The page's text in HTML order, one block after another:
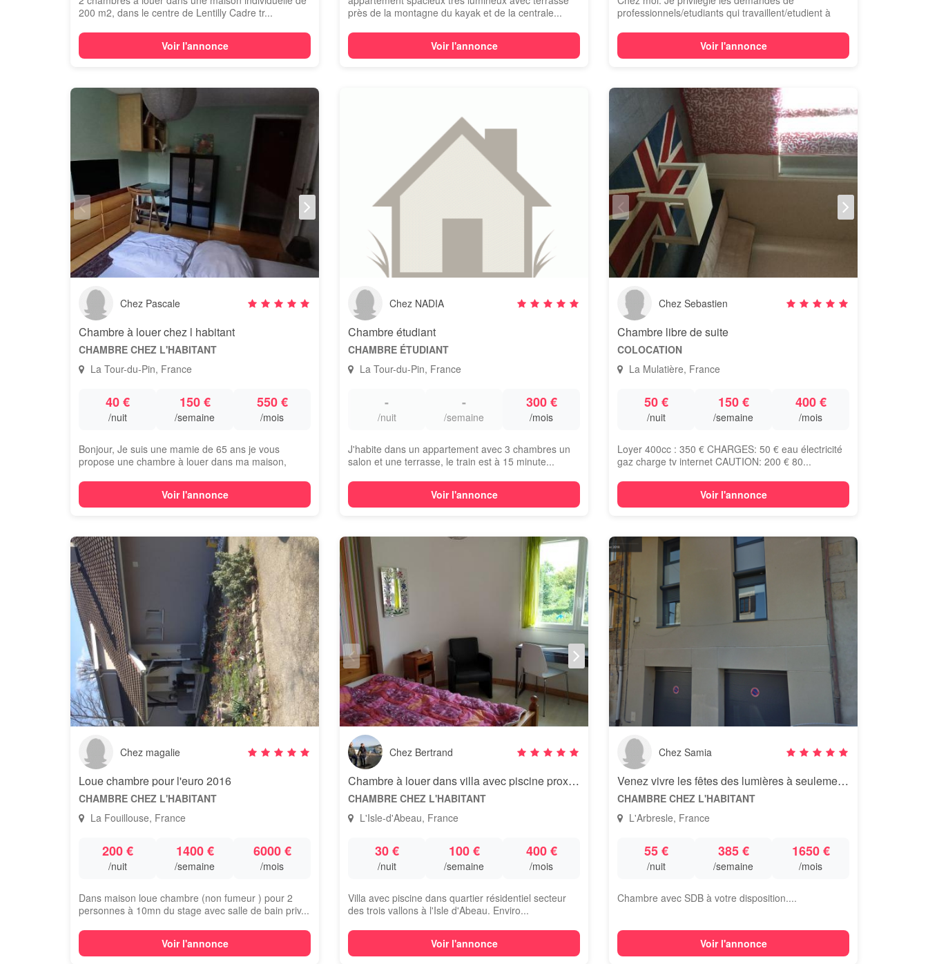
200 m2, dans le centre de Lentilly Cadre tr...
Voir l'annonce
près de la montagne du kayak et de la centrale...
Voir l'annonce
professionnels/etudiants qui travaillent/etudient à
Voir l'annonce
Chez Pascale
Chambre à louer chez l habitant
CHAMBRE CHEZ L'HABITANT
La Tour-du-Pin, France
40 €
/nuit
150 €
/semaine
550 €
/mois
Bonjour, Je suis une mamie de 65 ans je vous
propose une chambre à louer dans ma maison,
Voir l'annonce
Chez NADIA
Chambre étudiant
CHAMBRE ÉTUDIANT
La Tour-du-Pin, France
-
/nuit
-
/semaine
300 €
/mois
J'habite dans un appartement avec 3 chambres un
salon et une terrasse, le train est à 15 minute...
Voir l'annonce
Chez Sebastien
Chambre libre de suite
COLOCATION
La Mulatière, France
50 €
/nuit
150 €
/semaine
400 €
/mois
Loyer 400cc : 350 € CHARGES: 50 € eau électricité
gaz charge tv internet CAUTION: 200 € 80...
Voir l'annonce
Chez magalie
Loue chambre pour l'euro 2016
CHAMBRE CHEZ L'HABITANT
La Fouillouse, France
200 €
/nuit
1400 €
/semaine
6000 €
/mois
Dans maison loue chambre (non fumeur ) pour 2
personnes à 10mn du stage avec salle de bain priv...
Voir l'annonce
Chez Bertrand
Chambre à louer dans villa avec piscine proximité golf
CHAMBRE CHEZ L'HABITANT
L'Isle-d'Abeau, France
30 €
/nuit
100 €
/semaine
400 €
/mois
Villa avec piscine dans quartier résidentiel secteur
des trois vallons à l'Isle d'Abeau. Enviro...
Voir l'annonce
Chez Samia
Venez vivre les fêtes des lumières à seulement 20 min de Lyon
CHAMBRE CHEZ L'HABITANT
L'Arbresle, France
55 €
/nuit
385 €
/semaine
1650 €
/mois
Chambre avec SDB à votre disposition....
Voir l'annonce